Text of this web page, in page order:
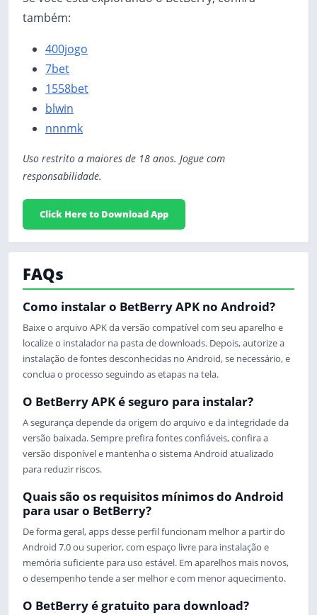
também:
400jogo
7bet
1558bet
blwin
nnnmk
Uso restrito a maiores de 18 anos. Jogue com
responsabilidade.
Click Here to Download App
FAQs
Como instalar o BetBerry APK no Android?
Baixe o arquivo APK da versão compatível com seu aparelho e
localize o instalador na pasta de downloads. Depois, autorize a
instalação de fontes desconhecidas no Android, se necessário, e
conclua o processo seguindo as etapas na tela.
O BetBerry APK é seguro para instalar?
A segurança depende da origem do arquivo e da integridade da
versão baixada. Sempre prefira fontes confiáveis, confira a
versão disponível e mantenha o sistema Android atualizado
para reduzir riscos.
Quais são os requisitos mínimos do Android
para usar o BetBerry?
De forma geral, apps desse perfil funcionam melhor a partir do
Android 7.0 ou superior, com espaço livre para instalação e
memória suficiente para uso estável. Em aparelhos mais novos,
o desempenho tende a ser melhor e com menor aquecimento.
O BetBerry é gratuito para download?